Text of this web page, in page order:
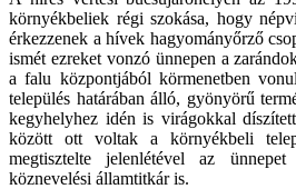
környékbeliek régi szokása, hogy
érkezzenek a hívek hagyományőrző
ismét ezreket vonzó ünnepen a
a falu központjából körmenetben
település határában álló, gyönyörű
kegyhelyhez idén is virágokkal
között ott voltak a környékbeli
megtisztelte jelenlétével az
köznevelési államtitkár is.